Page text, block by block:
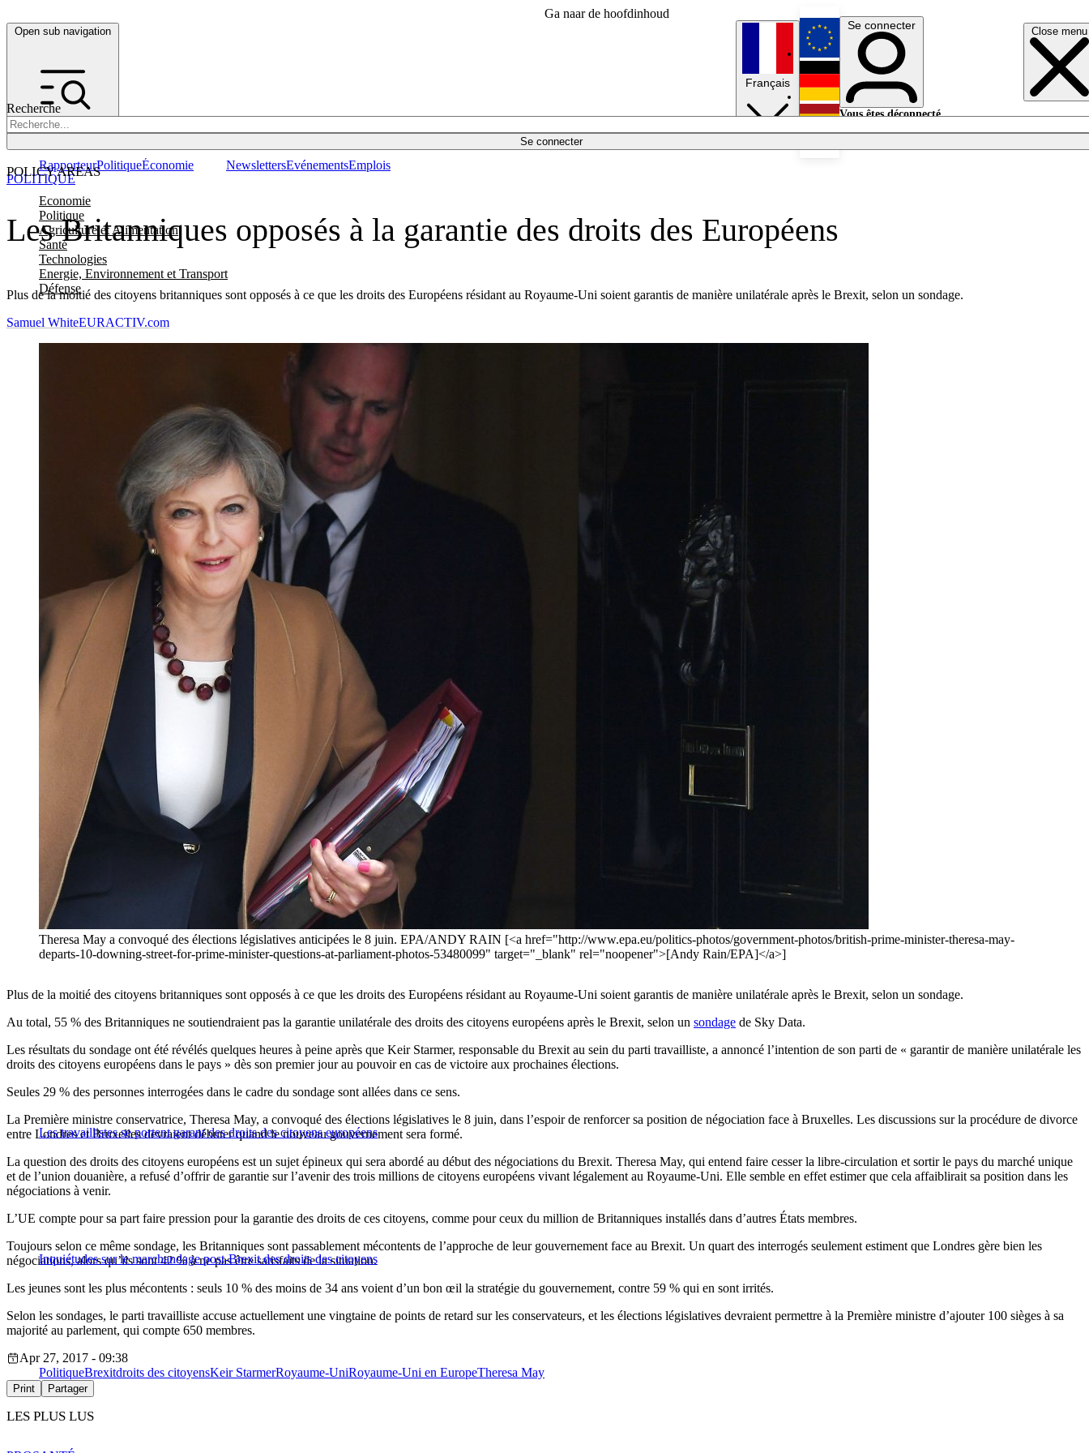
Ga naar de hoofdinhoud
Open sub navigation Close menu
Recherche
Se connecter
POLICY AREAS
Economie
Politique
Agriculture et Alimentation
Santé
Technologies
Energie, Environnement et Transport
Défense
RapporteurPolitiqueÉconomie NewslettersEvénementsEmplois
Français
English
Deutsch
Se connecter
Vous êtes déconnecté.
Les Britanniques opposés à la garantie des droits des Européens
Plus de la moitié des citoyens britanniques sont opposés à ce que les droits des Européens résidant au Royaume-Uni soient garantis de manière unilatérale après le Brexit, selon un sondage.
POLITIQUE
Samuel WhiteEURACTIV.com
Theresa May a convoqué des élections législatives anticipées le 8 juin. EPA/ANDY RAIN [<a href="http://www.epa.eu/politics-photos/government-photos/british-prime-minister-theresa-may-
departs-10-downing-street-for-prime-minister-questions-at-parliament-photos-53480099" target="_blank" rel="noopener">[Andy Rain/EPA]</a>]
Plus de la moitié des citoyens britanniques sont opposés à ce que les droits des Européens résidant au Royaume-Uni soient garantis de manière unilatérale après le Brexit, selon un sondage.
Au total, 55 % des Britanniques ne soutiendraient pas la garantie unilatérale des droits des citoyens européens après le Brexit, selon un sondage de Sky Data.
Les résultats du sondage ont été révélés quelques heures à peine après que Keir Starmer, responsable du Brexit au sein du parti travailliste, a annoncé l’intention de son parti de « garantir de manière unilatérale les
droits des citoyens européens dans le pays » dès son premier jour au pouvoir en cas de victoire aux prochaines élections.
Seules 29 % des personnes interrogées dans le cadre du sondage sont allées dans ce sens.
Les travaillistes se portent garant des droits des citoyens européens
La Première ministre conservatrice, Theresa May, a convoqué des élections législatives le 8 juin, dans l’espoir de renforcer sa position de négociation face à Bruxelles. Les discussions sur la procédure de divorce
entre Londres et Bruxelles devraient débuter quand le nouveau gouvernement sera formé.
La question des droits des citoyens européens est un sujet épineux qui sera abordé au début des négociations du Brexit. Theresa May, qui entend faire cesser la libre-circulation et sortir le pays du marché unique
et de l’union douanière, a refusé d’offrir de garantie sur l’avenir des trois millions de citoyens européens vivant légalement au Royaume-Uni. Elle semble en effet estimer que cela affaiblirait sa position dans les
négociations à venir.
L’UE compte pour sa part faire pression pour la garantie des droits de ces citoyens, comme pour ceux du million de Britanniques installés dans d’autres États membres.
Inquiétudes sur le marchandage post-Brexit des droits des citoyens
Toujours selon ce même sondage, les Britanniques sont passablement mécontents de l’approche de leur gouvernement face au Brexit. Un quart des interrogés seulement estiment que Londres gère bien les
négociations, alors qu’ils sont 42 % à ne pas être satisfaits de la situation.
Les jeunes sont les plus mécontents : seuls 10 % des moins de 34 ans voient d’un bon œil la stratégie du gouvernement, contre 59 % qui en sont irrités.
Selon les sondages, le parti travailliste accuse actuellement une vingtaine de points de retard sur les conservateurs, et les élections législatives devraient permettre à la Première ministre d’ajouter 100 sièges à sa
majorité au parlement, qui compte 650 membres.
Apr 27, 2017 - 09:38
PolitiqueBrexitdroits des citoyensKeir StarmerRoyaume-UniRoyaume-Uni en EuropeTheresa May
Print Partager
LES PLUS LUS